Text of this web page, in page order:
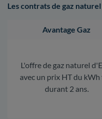
Les contrats de gaz
Avantage Gaz
L'offre de gaz naturel
avec un prix HT du kWh
durant 2 ans.